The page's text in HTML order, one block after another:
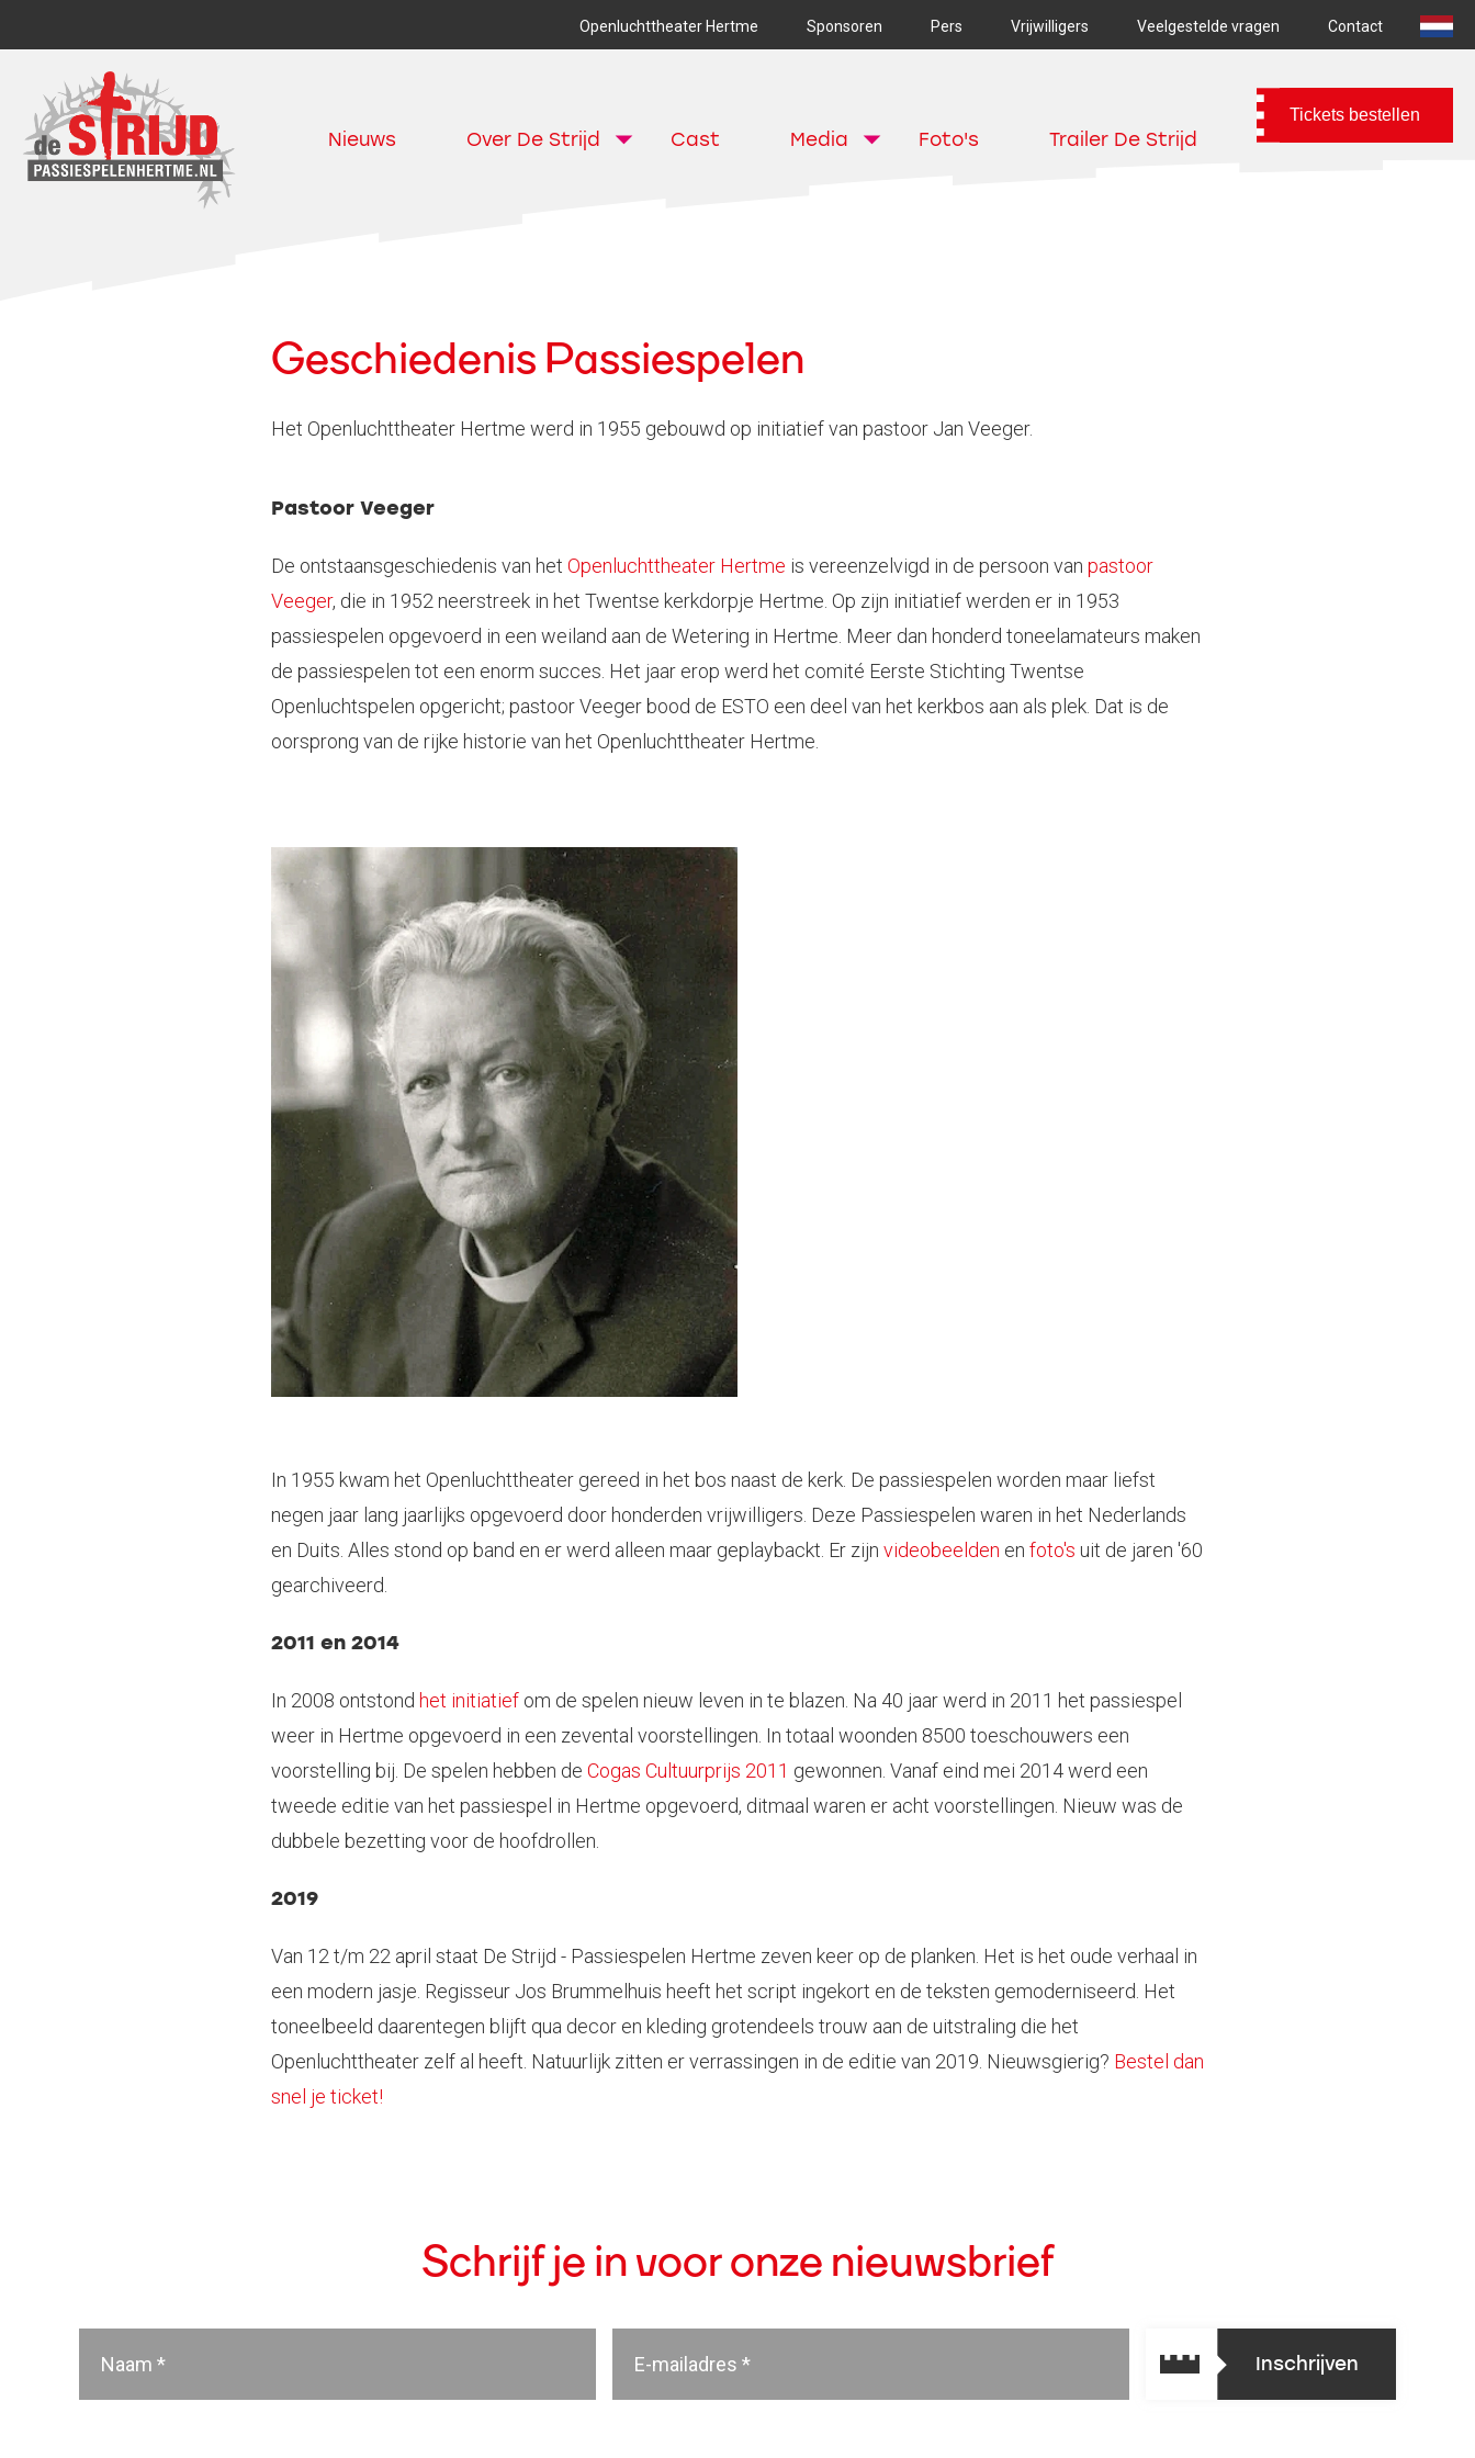
Openluchttheater Hertme Sponsoren Pers Vrijwilligers Veelgestelde vragen Contact
Nieuws Over De Strijd Cast Media Foto's Trailer De Strijd
Tickets bestellen
Geschiedenis Passiespelen
Het Openluchttheater Hertme werd in 1955 gebouwd op initiatief van pastoor Jan Veeger.
Pastoor Veeger
De ontstaansgeschiedenis van het Openluchttheater Hertme is vereenzelvigd in de persoon van pastoor
Veeger, die in 1952 neerstreek in het Twentse kerkdorpje Hertme. Op zijn initiatief werden er in 1953
passiespelen opgevoerd in een weiland aan de Wetering in Hertme. Meer dan honderd toneelamateurs maken
de passiespelen tot een enorm succes. Het jaar erop werd het comité Eerste Stichting Twentse
Openluchtspelen opgericht; pastoor Veeger bood de ESTO een deel van het kerkbos aan als plek. Dat is de
oorsprong van de rijke historie van het Openluchttheater Hertme.
In 1955 kwam het Openluchttheater gereed in het bos naast de kerk. De passiespelen worden maar liefst
negen jaar lang jaarlijks opgevoerd door honderden vrijwilligers. Deze Passiespelen waren in het Nederlands
en Duits. Alles stond op band en er werd alleen maar geplaybackt. Er zijn videobeelden en foto's uit de jaren '60
gearchiveerd.
2011 en 2014
In 2008 ontstond het initiatief om de spelen nieuw leven in te blazen. Na 40 jaar werd in 2011 het passiespel
weer in Hertme opgevoerd in een zevental voorstellingen. In totaal woonden 8500 toeschouwers een
voorstelling bij. De spelen hebben de Cogas Cultuurprijs 2011 gewonnen. Vanaf eind mei 2014 werd een
tweede editie van het passiespel in Hertme opgevoerd, ditmaal waren er acht voorstellingen. Nieuw was de
dubbele bezetting voor de hoofdrollen.
2019
Van 12 t/m 22 april staat De Strijd - Passiespelen Hertme zeven keer op de planken. Het is het oude verhaal in
een modern jasje. Regisseur Jos Brummelhuis heeft het script ingekort en de teksten gemoderniseerd. Het
toneelbeeld daarentegen blijft qua decor en kleding grotendeels trouw aan de uitstraling die het
Openluchttheater zelf al heeft. Natuurlijk zitten er verrassingen in de editie van 2019. Nieuwsgierig? Bestel dan
snel je ticket!
Schrijf je in voor onze nieuwsbrief
Inschrijven